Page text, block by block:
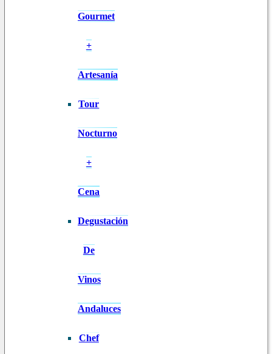
Gourmet
+
Artesanía
Tour
Nocturno
+
Cena
Degustación
De
Vinos
Andaluces
Chef